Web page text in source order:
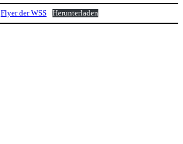
Flyer der WSS Herunterladen